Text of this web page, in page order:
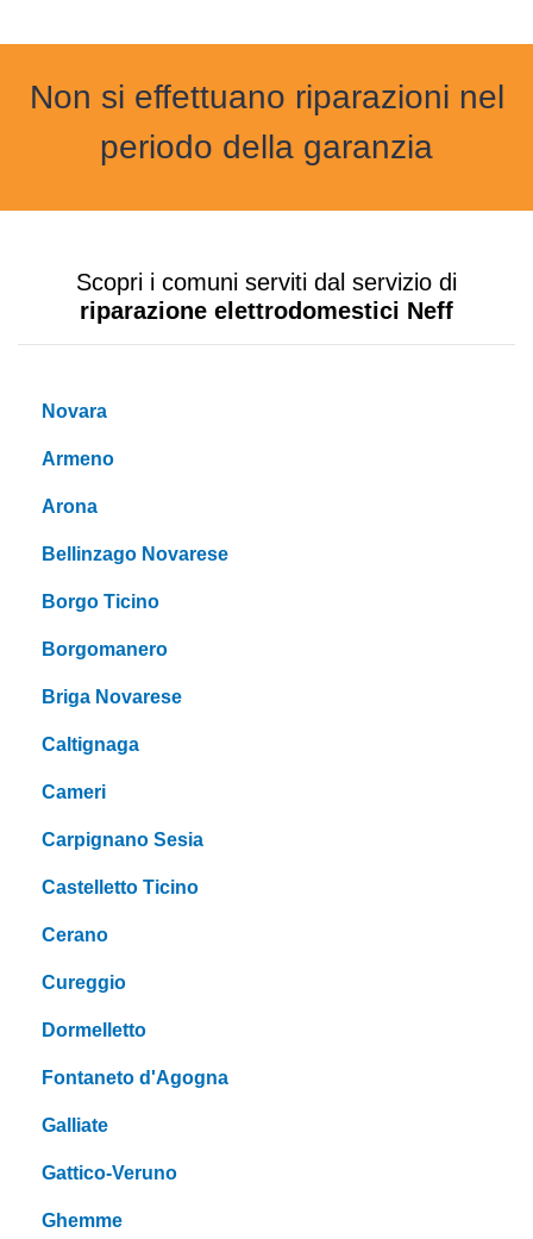
Non si effettuano riparazioni nel
periodo della garanzia
Scopri i comuni serviti dal servizio di
riparazione elettrodomestici Neff
Novara
Armeno
Arona
Bellinzago Novarese
Borgo Ticino
Borgomanero
Briga Novarese
Caltignaga
Cameri
Carpignano Sesia
Castelletto Ticino
Cerano
Cureggio
Dormelletto
Fontaneto d'Agogna
Galliate
Gattico-Veruno
Ghemme